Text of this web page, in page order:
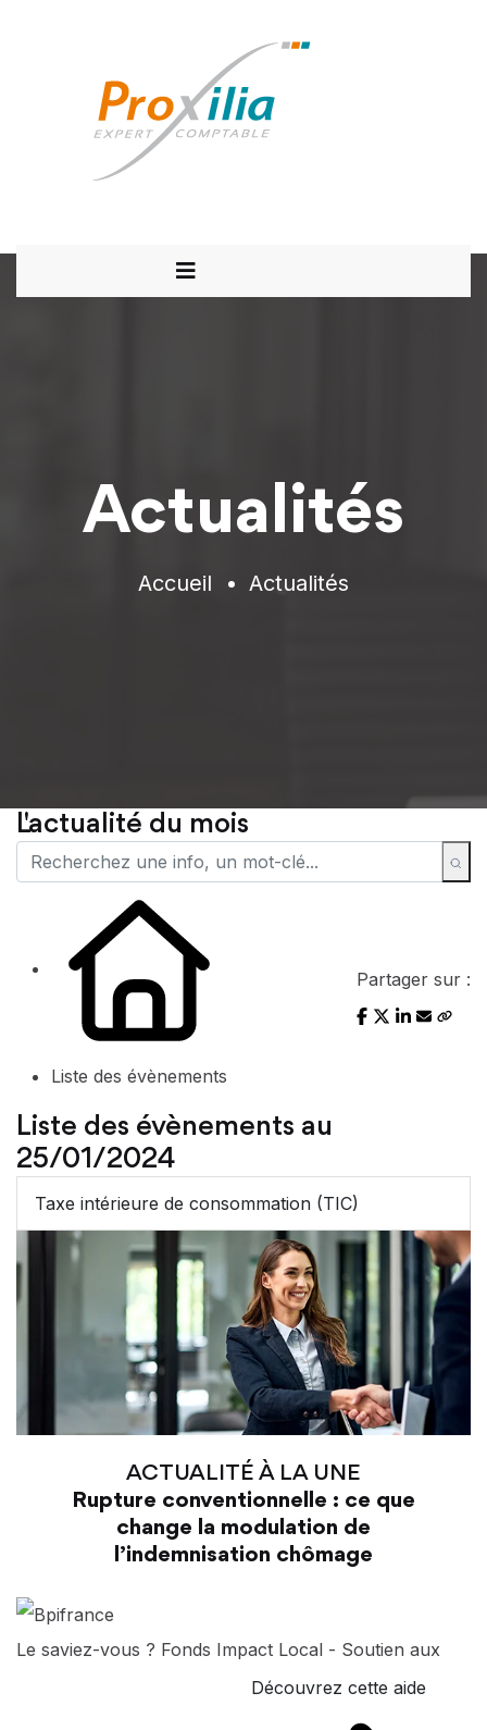
Actualités
Accueil Actualités
L'actualité du mois
Liste des évènements
Partager sur :
Liste des évènements au
25/01/2024
Taxe intérieure de consommation (TIC)
ACTUALITÉ À LA UNE
Rupture conventionnelle : ce que
change la modulation de
l’indemnisation chômage
Le saviez-vous ? Fonds Impact Local - Soutien aux
Découvrez cette aide